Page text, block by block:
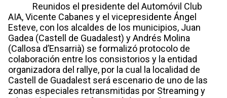
Reunidos el presidente del Automóvil Club
AIA, Vicente Cabanes y el vicepresidente Ángel
Esteve, con los alcaldes de los municipios, Juan
Gadea (Castell de Guadalest) y Andrés Molina
(Callosa d’Ensarrià) se formalizó protocolo de
colaboración entre los consistorios y la entidad
organizadora del rallye, por la cual la localidad de
Castell de Guadalest será escenario de uno de las
zonas especiales retransmitidas por Streaming y